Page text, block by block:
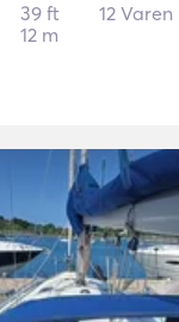
39 ft
12 m
12 Varen